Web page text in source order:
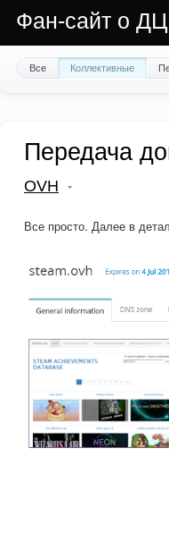
Фан-сайт о
Все Коллективные
Передача
OVH
Все просто. Далее в